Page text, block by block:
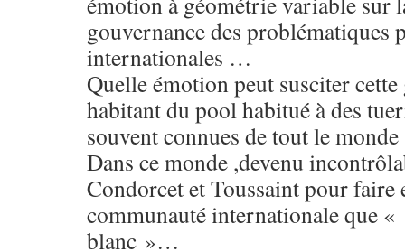
gouvernance des problématiques
internationales …
Quelle émotion peut susciter
habitant du pool habitué à des
souvent connues de tout le monde
Dans ce monde ,devenu
Condorcet et Toussaint pour faire
communauté internationale que «
blanc »…